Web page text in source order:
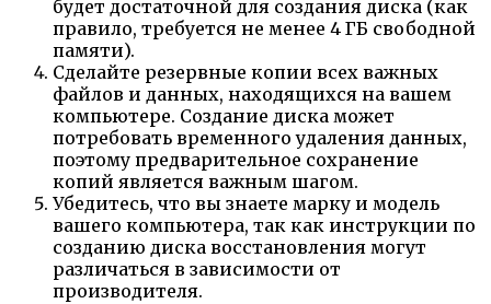
будет достаточной для создания диска (как
правило, требуется не менее 4 ГБ свободной
памяти).
Сделайте резервные копии всех важных
файлов и данных, находящихся на вашем
компьютере. Создание диска может
потребовать временного удаления данных,
поэтому предварительное сохранение
копий является важным шагом.
Убедитесь, что вы знаете марку и модель
вашего компьютера, так как инструкции по
созданию диска восстановления могут
различаться в зависимости от
производителя.